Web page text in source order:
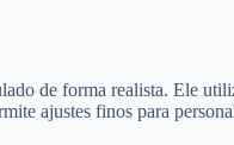
de forma realista. Ele
ajustes finos para